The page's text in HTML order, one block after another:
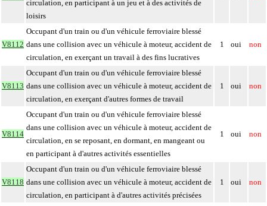
circulation, en participant à un jeu et à des activités de
loisirs
V8112
Occupant d'un train ou d'un véhicule ferroviaire blessé
dans une collision avec un véhicule à moteur, accident de
circulation, en exerçant un travail à des fins lucratives
1 oui non
V8113
Occupant d'un train ou d'un véhicule ferroviaire blessé
dans une collision avec un véhicule à moteur, accident de
circulation, en exerçant d'autres formes de travail
1 oui non
V8114
Occupant d'un train ou d'un véhicule ferroviaire blessé
dans une collision avec un véhicule à moteur, accident de
circulation, en se reposant, en dormant, en mangeant ou
en participant à d'autres activités essentielles
1 oui non
V8118
Occupant d'un train ou d'un véhicule ferroviaire blessé
dans une collision avec un véhicule à moteur, accident de
circulation, en participant à d'autres activités précisées
1 oui non